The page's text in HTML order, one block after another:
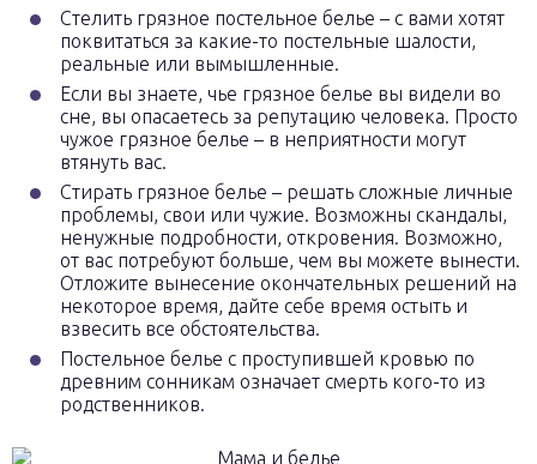
Стелить грязное постельное белье – с вами хотят
поквитаться за какие-то постельные шалости,
реальные или вымышленные.
Если вы знаете, чье грязное белье вы видели во
сне, вы опасаетесь за репутацию человека. Просто
чужое грязное белье – в неприятности могут
втянуть вас.
Стирать грязное белье – решать сложные личные
проблемы, свои или чужие. Возможны скандалы,
ненужные подробности, откровения. Возможно,
от вас потребуют больше, чем вы можете вынести.
Отложите вынесение окончательных решений на
некоторое время, дайте себе время остыть и
взвесить все обстоятельства.
Постельное белье с проступившей кровью по
древним сонникам означает смерть кого-то из
родственников.